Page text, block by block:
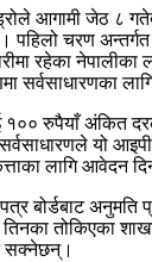
आगामी जेठ ८
पहिलो चरण
रहेका नेपालीका
सर्वसाधारणका
१०० रुपैयाँ अंकित
यो
लागि आवेदन
बोर्डबाट अनुमति
तोकिएका
सक्नेछन्।